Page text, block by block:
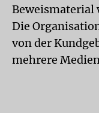
Beweismaterial
Die
von der
mehrere